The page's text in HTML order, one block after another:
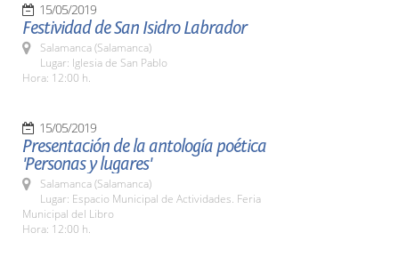
15/05/2019
Festividad de San Isidro Labrador
Salamanca (Salamanca)
Lugar: Iglesia de San Pablo
Hora: 12:00 h.
15/05/2019
Presentación de la antología poética
'Personas y lugares'
Salamanca (Salamanca)
Lugar: Espacio Municipal de Actividades. Feria
Municipal del Libro
Hora: 12:00 h.